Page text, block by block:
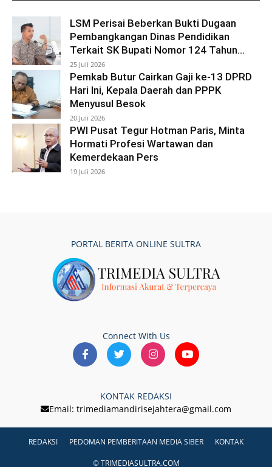
LSM Perisai Beberkan Bukti Dugaan
Pembangkangan Dinas Pendidikan
Terkait SK Bupati Nomor 124 Tahun...
25 Juli 2026
Pemkab Butur Cairkan Gaji ke-13 DPRD
Hari Ini, Kepala Daerah dan PPPK
Menyusul Besok
20 Juli 2026
PWI Pusat Tegur Hotman Paris, Minta
Hormati Profesi Wartawan dan
Kemerdekaan Pers
19 Juli 2026
PORTAL BERITA ONLINE SULTRA
Connect With Us
KONTAK REDAKSI
Email: trimediamandirisejahtera@gmail.com
REDAKSI PEDOMAN PEMBERITAAN MEDIA SIBER KONTAK
© TRIMEDIASULTRA.COM